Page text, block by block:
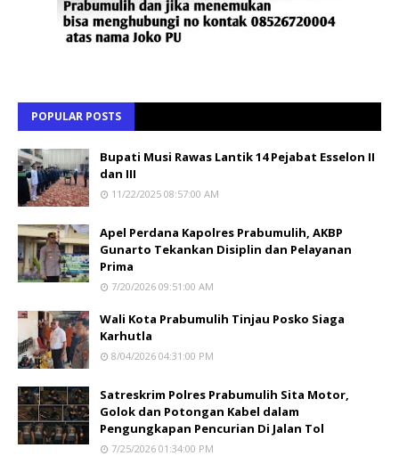
POPULAR POSTS
Bupati Musi Rawas Lantik 14 Pejabat Esselon II
dan III
11/22/2025 08:57:00 AM
Apel Perdana Kapolres Prabumulih, AKBP
Gunarto Tekankan Disiplin dan Pelayanan
Prima
7/20/2026 09:51:00 AM
Wali Kota Prabumulih Tinjau Posko Siaga
Karhutla
8/04/2026 04:31:00 PM
Satreskrim Polres Prabumulih Sita Motor,
Golok dan Potongan Kabel dalam
Pengungkapan Pencurian Di Jalan Tol
7/25/2026 01:34:00 PM